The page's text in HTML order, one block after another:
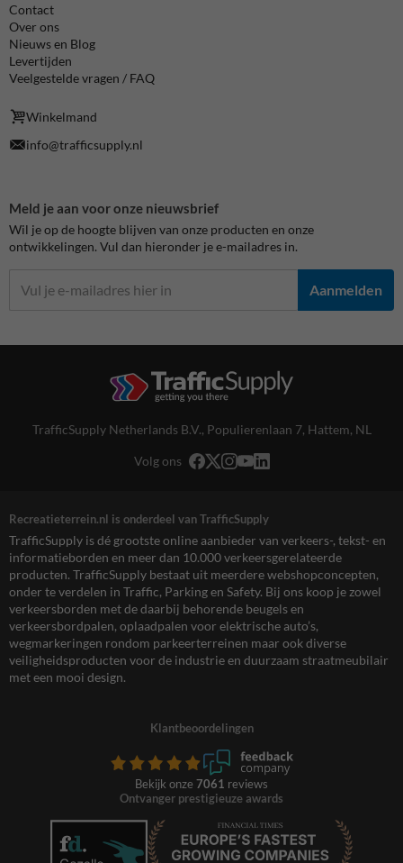
Contact
Over ons
Nieuws en Blog
Levertijden
Veelgestelde vragen / FAQ
Winkelmand
info@trafficsupply.nl
Meld je aan voor onze nieuwsbrief
Wil je op de hoogte blijven van onze producten en onze
ontwikkelingen. Vul dan hieronder je e-mailadres in.
Aanmelden
TrafficSupply Netherlands B.V., Populierenlaan 7, Hattem, NL
Volg ons
Recreatieterrein.nl is onderdeel van TrafficSupply
TrafficSupply is dé grootste online aanbieder van verkeers-, tekst- en
informatieborden en meer dan 10.000 verkeersgerelateerde
producten. TrafficSupply bestaat uit meerdere webshopconcepten,
onder te verdelen in Traffic, Parking en Safety. Bij ons koop je zowel
verkeersborden met de daarbij behorende beugels en
verkeersbordpalen, oplaadpalen voor elektrische auto’s,
wegmarkeringen rondom parkeerterreinen maar ook diverse
veiligheidsproducten voor de industrie en duurzaam straatmeubilair
met een mooi design.
Klantbeoordelingen
Bekijk onze 7061 reviews
Ontvanger prestigieuze awards